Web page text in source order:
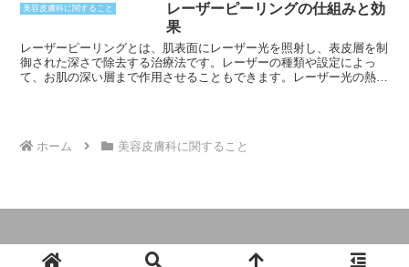
ニキビ跡を目立たなくしたりする効果もあります。
美容皮膚科に関すること
レーザーピーリングの仕組みと効
果
レーザーピーリングとは、肌表面にレーザー光を照射し、表皮層を制
御された深さで除去する治療法です。レーザーの種類や設定によっ
て、お肌の深い層まで作用させることもできます。レーザー光の熱エ
ホーム
美容皮膚科に関すること
© 2024 美容整形・若返り・美肌-美容ラボ.